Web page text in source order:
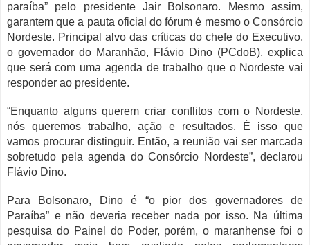
paraíba” pelo presidente Jair Bolsonaro. Mesmo assim,
garantem que a pauta oficial do fórum é mesmo o Consórcio
Nordeste. Principal alvo das críticas do chefe do Executivo,
o governador do Maranhão, Flávio Dino (PCdoB), explica
que será com uma agenda de trabalho que o Nordeste vai
responder ao presidente.
“Enquanto alguns querem criar conflitos com o Nordeste,
nós queremos trabalho, ação e resultados. É isso que
vamos procurar distinguir. Então, a reunião vai ser marcada
sobretudo pela agenda do Consórcio Nordeste”, declarou
Flávio Dino.
Para Bolsonaro, Dino é “o pior dos governadores de
Paraíba” e não deveria receber nada por isso. Na última
pesquisa do Painel do Poder, porém, o maranhense foi o